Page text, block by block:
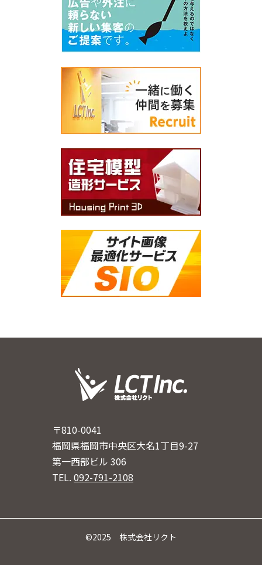
〒810-0041
福岡県福岡市中央区大名1丁目9-27
第一西部ビル 306
TEL.092-791-2108
©2025 株式会社リクト